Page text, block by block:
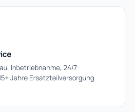
Inbetriebnahme, 24/7-
Jahre Ersatzteilversorgung